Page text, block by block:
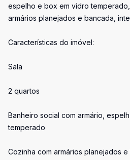
espelho e box em vidro
armários planejados e bancada,
Características do imóvel:
Sala
2 quartos
Banheiro social com armário,
temperado
Cozinha com armários planejados